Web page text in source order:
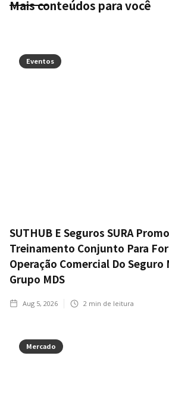
Mais conteúdos para você
Eventos
SUTHUB E Seguros SURA
Treinamento Conjunto Para
Operação Comercial Do
Grupo MDS
Aug 5, 2026 2 min de leitura
Mercado